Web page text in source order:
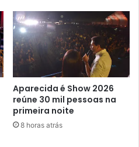
Aparecida é Show 2026
reúne 30 mil pessoas na
primeira noite
8 horas atrás